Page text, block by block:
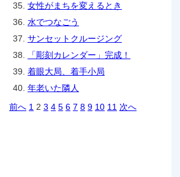
35. 女性がまちを変えるとき
36. 水でつなごう
37. サンセットクルージング
38.
「彫刻カレンダー」完成！
39. 着眼大局、着手小局
40. 年老いた隣人
前へ 1 2 3 4 5 6 7 8 9 10 11 次へ